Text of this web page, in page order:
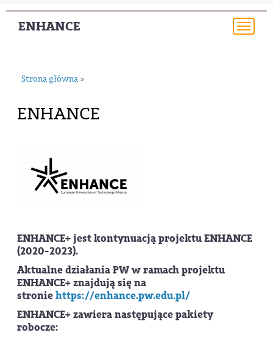
ENHANCE
Strona główna »
ENHANCE
ENHANCE+ jest kontynuacją projektu ENHANCE
(2020-2023).
Aktualne działania PW w ramach projektu
ENHANCE+ znajdują się na
stroniehttps://enhance.pw.edu.pl/
ENHANCE+ zawiera następujące pakiety
robocze: